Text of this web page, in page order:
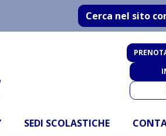
Cerca nel sito
SEDI SCOLASTICHE